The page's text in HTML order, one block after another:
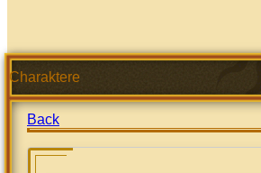
Charaktere
Back